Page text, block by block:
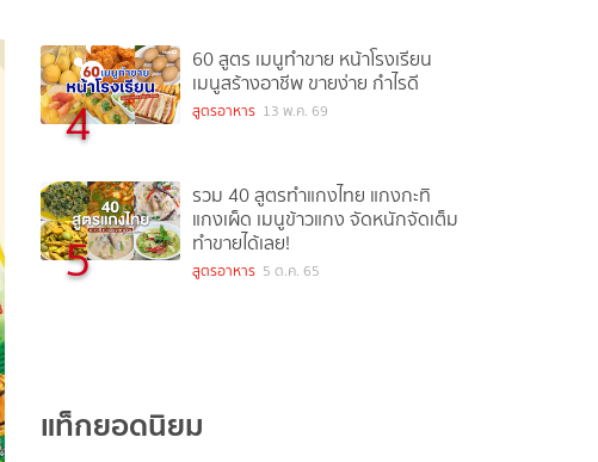
4
60 สูตร เมนูทำขาย หน้าโรงเรียน
เมนูสร้างอาชีพ ขายง่าย กำไรดี
สูตรอาหาร 13 พ.ค. 69
5
รวม 40 สูตรทำแกงไทย แกงกะทิ
แกงเผ็ด เมนูข้าวแกง จัดหนักจัดเต็ม
ทำขายได้เลย!
สูตรอาหาร 5 ต.ค. 65
แท็กยอดนิยม